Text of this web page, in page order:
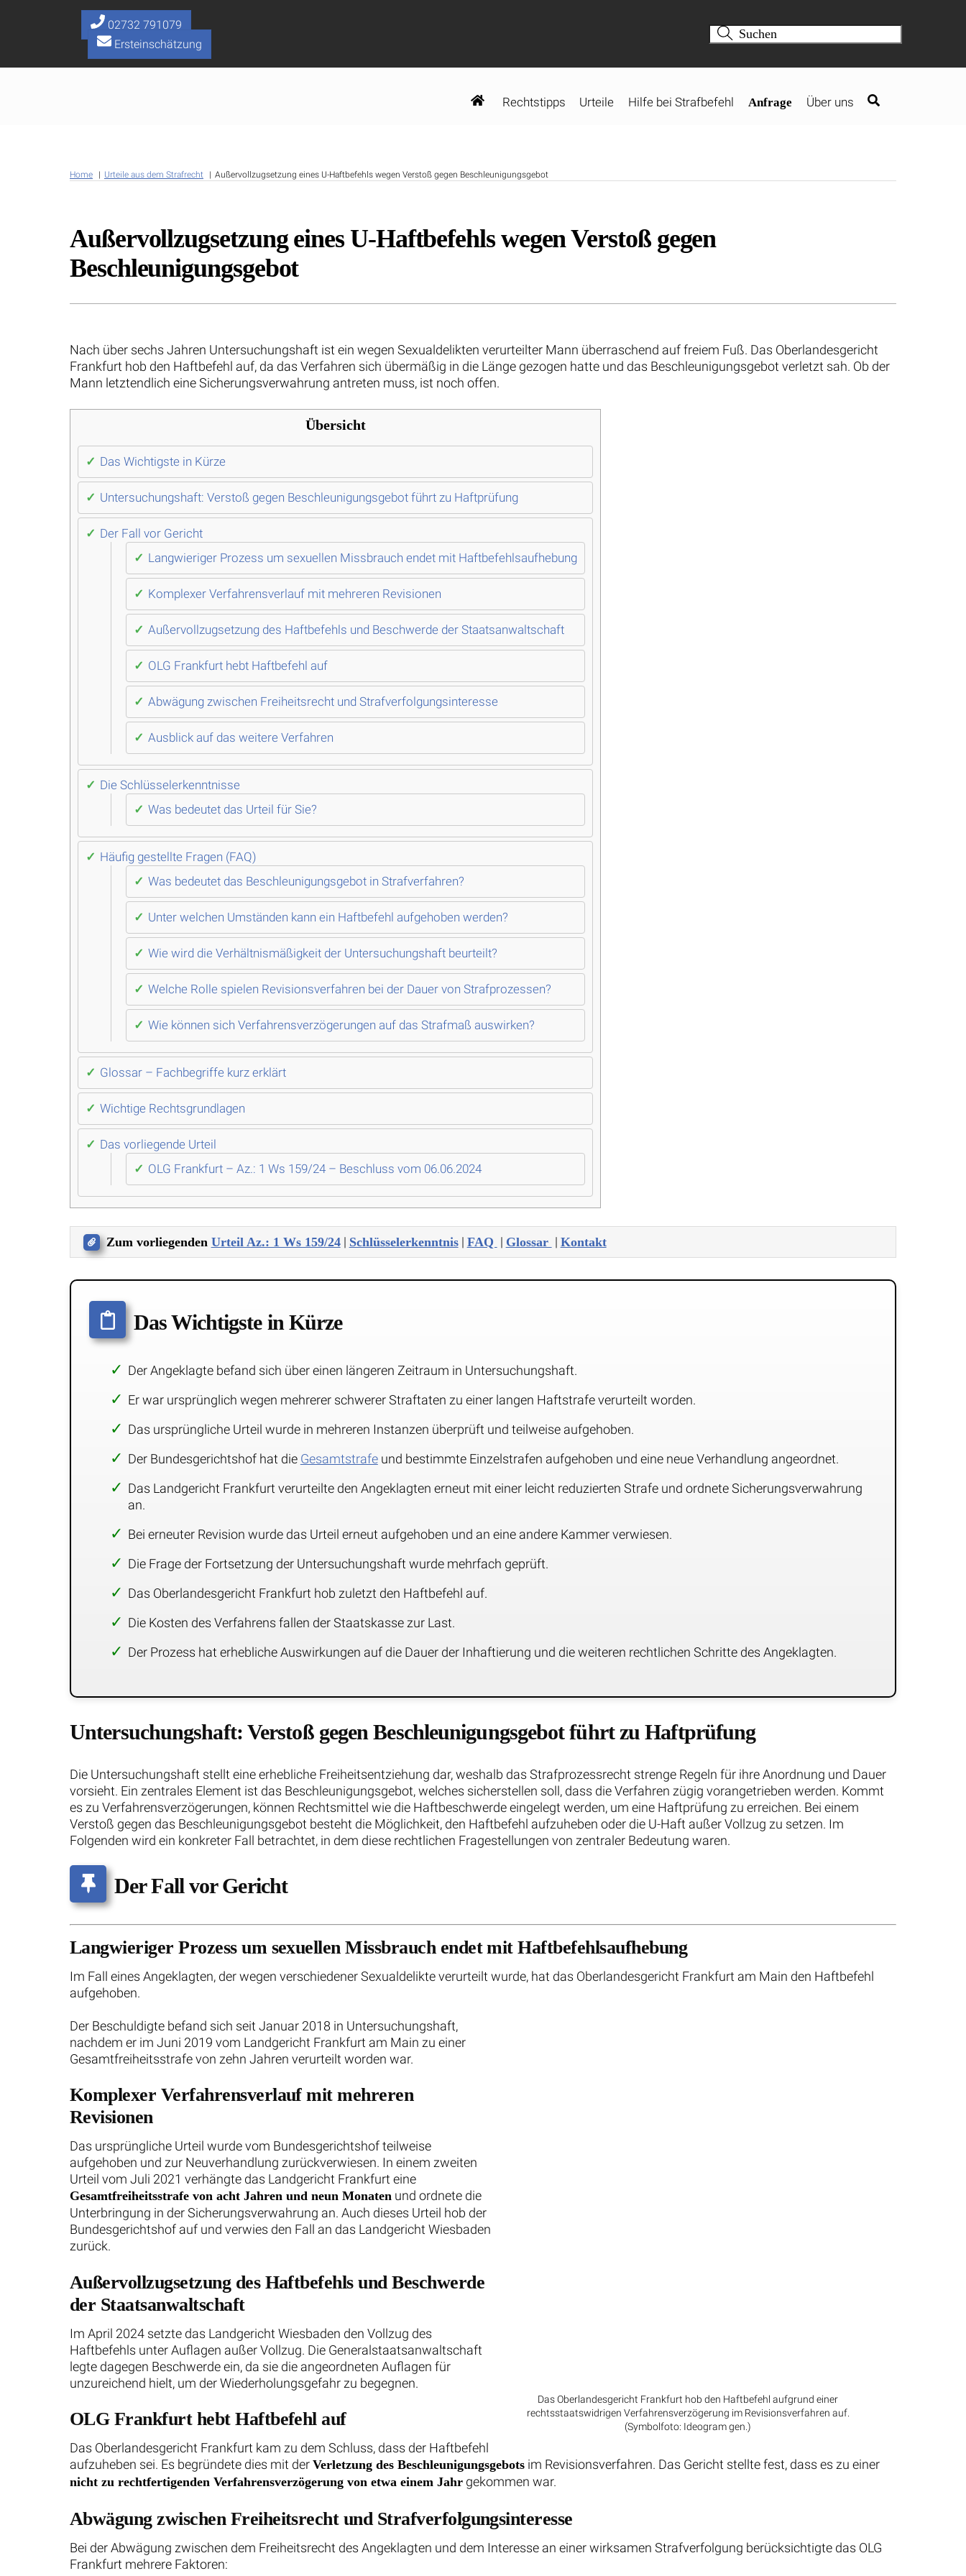
02732 791079
Ersteinschätzung
Rechtstipps Urteile Hilfe bei Strafbefehl Anfrage Über uns
Home Urteile aus dem Strafrecht Außervollzugsetzung eines U-Haftbefehls wegen Verstoß gegen Beschleunigungsgebot
Außervollzugsetzung eines U-Haftbefehls wegen Verstoß gegen
Beschleunigungsgebot
Nach über sechs Jahren Untersuchungshaft ist ein wegen Sexualdelikten verurteilter Mann überraschend auf freiem Fuß. Das Oberlandesgericht
Frankfurt hob den Haftbefehl auf, da das Verfahren sich übermäßig in die Länge gezogen hatte und das Beschleunigungsgebot verletzt sah. Ob der
Mann letztendlich eine Sicherungsverwahrung antreten muss, ist noch offen.
Übersicht
Das Wichtigste in Kürze
Untersuchungshaft: Verstoß gegen Beschleunigungsgebot führt zu Haftprüfung
Der Fall vor Gericht
Langwieriger Prozess um sexuellen Missbrauch endet mit Haftbefehlsaufhebung
Komplexer Verfahrensverlauf mit mehreren Revisionen
Außervollzugsetzung des Haftbefehls und Beschwerde der Staatsanwaltschaft
OLG Frankfurt hebt Haftbefehl auf
Abwägung zwischen Freiheitsrecht und Strafverfolgungsinteresse
Ausblick auf das weitere Verfahren
Die Schlüsselerkenntnisse
Was bedeutet das Urteil für Sie?
Häufig gestellte Fragen (FAQ)
Was bedeutet das Beschleunigungsgebot in Strafverfahren?
Unter welchen Umständen kann ein Haftbefehl aufgehoben werden?
Wie wird die Verhältnismäßigkeit der Untersuchungshaft beurteilt?
Welche Rolle spielen Revisionsverfahren bei der Dauer von Strafprozessen?
Wie können sich Verfahrensverzögerungen auf das Strafmaß auswirken?
Glossar – Fachbegriffe kurz erklärt
Wichtige Rechtsgrundlagen
Das vorliegende Urteil
OLG Frankfurt – Az.: 1 Ws 159/24 – Beschluss vom 06.06.2024
Zum vorliegenden Urteil Az.: 1 Ws 159/24| Schlüsselerkenntnis| FAQ | Glossar | Kontakt
Das Wichtigste in Kürze
Der Angeklagte befand sich über einen längeren Zeitraum in Untersuchungshaft.
Er war ursprünglich wegen mehrerer schwerer Straftaten zu einer langen Haftstrafe verurteilt worden.
Das ursprüngliche Urteil wurde in mehreren Instanzen überprüft und teilweise aufgehoben.
Der Bundesgerichtshof hat die Gesamtstrafeund bestimmte Einzelstrafen aufgehoben und eine neue Verhandlung angeordnet.
Das Landgericht Frankfurt verurteilte den Angeklagten erneut mit einer leicht reduzierten Strafe und ordnete Sicherungsverwahrung
an.
Bei erneuter Revision wurde das Urteil erneut aufgehoben und an eine andere Kammer verwiesen.
Die Frage der Fortsetzung der Untersuchungshaft wurde mehrfach geprüft.
Das Oberlandesgericht Frankfurt hob zuletzt den Haftbefehl auf.
Die Kosten des Verfahrens fallen der Staatskasse zur Last.
Der Prozess hat erhebliche Auswirkungen auf die Dauer der Inhaftierung und die weiteren rechtlichen Schritte des Angeklagten.
Untersuchungshaft: Verstoß gegen Beschleunigungsgebot führt zu Haftprüfung
Die Untersuchungshaft stellt eine erhebliche Freiheitsentziehung dar, weshalb das Strafprozessrecht strenge Regeln für ihre Anordnung und Dauer
vorsieht. Ein zentrales Element ist das Beschleunigungsgebot, welches sicherstellen soll, dass die Verfahren zügig vorangetrieben werden. Kommt
es zu Verfahrensverzögerungen, können Rechtsmittel wie die Haftbeschwerde eingelegt werden, um eine Haftprüfung zu erreichen. Bei einem
Verstoß gegen das Beschleunigungsgebot besteht die Möglichkeit, den Haftbefehl aufzuheben oder die U-Haft außer Vollzug zu setzen. Im
Folgenden wird ein konkreter Fall betrachtet, in dem diese rechtlichen Fragestellungen von zentraler Bedeutung waren.
Der Fall vor Gericht
Langwieriger Prozess um sexuellen Missbrauch endet mit Haftbefehlsaufhebung
Im Fall eines Angeklagten, der wegen verschiedener Sexualdelikte verurteilt wurde, hat das Oberlandesgericht Frankfurt am Main den Haftbefehl
aufgehoben.
Das Oberlandesgericht Frankfurt hob den Haftbefehl aufgrund einer
rechtsstaatswidrigen Verfahrensverzögerung im Revisionsverfahren auf.
(Symbolfoto: Ideogram gen.)
Der Beschuldigte befand sich seit Januar 2018 in Untersuchungshaft,
nachdem er im Juni 2019 vom Landgericht Frankfurt am Main zu einer
Gesamtfreiheitsstrafe von zehn Jahren verurteilt worden war.
Komplexer Verfahrensverlauf mit mehreren
Revisionen
Das ursprüngliche Urteil wurde vom Bundesgerichtshof teilweise
aufgehoben und zur Neuverhandlung zurückverwiesen. In einem zweiten
Urteil vom Juli 2021 verhängte das Landgericht Frankfurt eine
Gesamtfreiheitsstrafe von acht Jahren und neun Monaten und ordnete die
Unterbringung in der Sicherungsverwahrung an. Auch dieses Urteil hob der
Bundesgerichtshof auf und verwies den Fall an das Landgericht Wiesbaden
zurück.
Außervollzugsetzung des Haftbefehls und Beschwerde
der Staatsanwaltschaft
Im April 2024 setzte das Landgericht Wiesbaden den Vollzug des
Haftbefehls unter Auflagen außer Vollzug. Die Generalstaatsanwaltschaft
legte dagegen Beschwerde ein, da sie die angeordneten Auflagen für
unzureichend hielt, um der Wiederholungsgefahr zu begegnen.
OLG Frankfurt hebt Haftbefehl auf
Das Oberlandesgericht Frankfurt kam zu dem Schluss, dass der Haftbefehl
aufzuheben sei. Es begründete dies mit der Verletzung des Beschleunigungsgebots im Revisionsverfahren. Das Gericht stellte fest, dass es zu einer
nicht zu rechtfertigenden Verfahrensverzögerung von etwa einem Jahr gekommen war.
Abwägung zwischen Freiheitsrecht und Strafverfolgungsinteresse
Bei der Abwägung zwischen dem Freiheitsrecht des Angeklagten und dem Interesse an einer wirksamen Strafverfolgung berücksichtigte das OLG
Frankfurt mehrere Faktoren: